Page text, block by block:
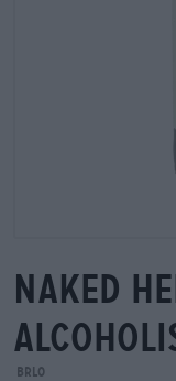
naked
BRLO